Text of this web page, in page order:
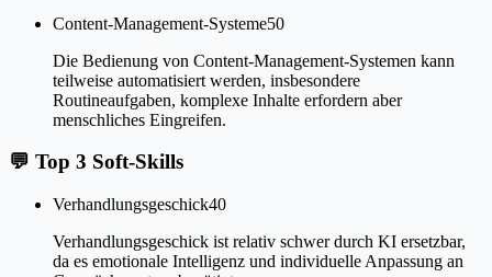
Content-Management-Systeme50
Die Bedienung von Content-Management-Systemen kann
teilweise automatisiert werden, insbesondere
Routineaufgaben, komplexe Inhalte erfordern aber
menschliches Eingreifen.
💬 Top 3 Soft-Skills
Verhandlungsgeschick40
Verhandlungsgeschick ist relativ schwer durch KI ersetzbar,
da es emotionale Intelligenz und individuelle Anpassung an